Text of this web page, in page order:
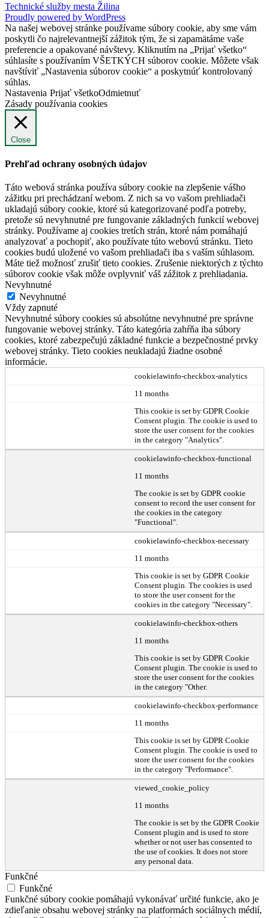
Technické služby mesta Žilina
Proudly powered by WordPress
Na našej webovej stránke používame súbory cookie, aby sme vám
poskytli čo najrelevantnejší zážitok tým, že si zapamätáme vaše
preferencie a opakované návštevy. Kliknutím na „Prijať všetko“
súhlasíte s používaním VŠETKÝCH súborov cookie. Môžete však
navštíviť „Nastavenia súborov cookie“ a poskytnúť kontrolovaný
súhlas.
Nastavenia Prijať všetkoOdmietnuť
Zásady používania cookies
Close
Prehľad ochrany osobných údajov
Táto webová stránka používa súbory cookie na zlepšenie vášho
zážitku pri prechádzaní webom. Z nich sa vo vašom prehliadači
ukladajú súbory cookie, ktoré sú kategorizované podľa potreby,
pretože sú nevyhnutné pre fungovanie základných funkcií webovej
stránky. Používame aj cookies tretích strán, ktoré nám pomáhajú
analyzovať a pochopiť, ako používate túto webovú stránku. Tieto
cookies budú uložené vo vašom prehliadači iba s vaším súhlasom.
Máte tiež možnosť zrušiť tieto cookies. Zrušenie niektorých z týchto
súborov cookie však môže ovplyvniť váš zážitok z prehliadania.
Nevyhnutné
Nevyhnutné
Vždy zapnuté
Nevyhnutné súbory cookies sú absolútne nevyhnutné pre správne
fungovanie webovej stránky. Táto kategória zahŕňa iba súbory
cookies, ktoré zabezpečujú základné funkcie a bezpečnostné prvky
webovej stránky. Tieto cookies neukladajú žiadne osobné
informácie.
cookielawinfo-checkbox-analytics
11 months
This cookie is set by GDPR Cookie
Consent plugin. The cookie is used to
store the user consent for the cookies
in the category "Analytics".
cookielawinfo-checkbox-functional
11 months
The cookie is set by GDPR cookie
consent to record the user consent for
the cookies in the category
"Functional".
cookielawinfo-checkbox-necessary
11 months
This cookie is set by GDPR Cookie
Consent plugin. The cookies is used
to store the user consent for the
cookies in the category "Necessary".
cookielawinfo-checkbox-others
11 months
This cookie is set by GDPR Cookie
Consent plugin. The cookie is used to
store the user consent for the cookies
in the category "Other.
cookielawinfo-checkbox-performance
11 months
This cookie is set by GDPR Cookie
Consent plugin. The cookie is used to
store the user consent for the cookies
in the category "Performance".
viewed_cookie_policy
11 months
The cookie is set by the GDPR Cookie
Consent plugin and is used to store
whether or not user has consented to
the use of cookies. It does not store
any personal data.
Funkčné
Funkčné
Funkčné súbory cookie pomáhajú vykonávať určité funkcie, ako je
zdieľanie obsahu webovej stránky na platformách sociálnych médií,